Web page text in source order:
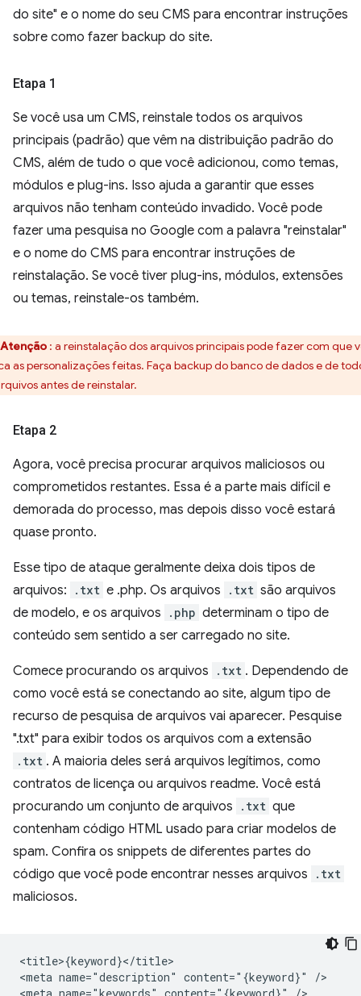
do site" e o nome do seu CMS para encontrar instruções
sobre como fazer backup do site.
Etapa 1
Se você usa um CMS, reinstale todos os arquivos
principais (padrão) que vêm na distribuição padrão do
CMS, além de tudo o que você adicionou, como temas,
módulos e plug-ins. Isso ajuda a garantir que esses
arquivos não tenham conteúdo invadido. Você pode
fazer uma pesquisa no Google com a palavra "reinstalar"
e o nome do CMS para encontrar instruções de
reinstalação. Se você tiver plug-ins, módulos, extensões
ou temas, reinstale-os também.
Atenção : a reinstalação dos arquivos principais pode fazer com que
as personalizações feitas. Faça backup do banco de dados e de
antes de reinstalar.
Etapa 2
Agora, você precisa procurar arquivos maliciosos ou
comprometidos restantes. Essa é a parte mais difícil e
demorada do processo, mas depois disso você estará
quase pronto.
Esse tipo de ataque geralmente deixa dois tipos de
arquivos:
.txt e .php. Os arquivos .txt são arquivos
de modelo, e os arquivos
.php determinam o tipo de
conteúdo sem sentido a ser carregado no site.
Comece procurando os arquivos .txt . Dependendo de
como você está se conectando ao site, algum tipo de
recurso de pesquisa de arquivos vai aparecer. Pesquise
".txt" para exibir todos os arquivos com a extensão
.txt . A maioria deles será arquivos legítimos, como
contratos de licença ou arquivos readme. Você está
procurando um conjunto de arquivos
.txt que
contenham código HTML usado para criar modelos de
spam. Confira os snippets de diferentes partes do
código que você pode encontrar nesses arquivos
.txt
maliciosos.
<title>{keyword}</title>
<meta name="description" content="{keyword}" />